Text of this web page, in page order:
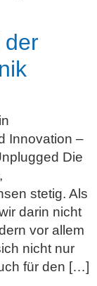
der
Innovation –
Die
stetig. Als
darin nicht
vor allem
nicht nur
für den […]